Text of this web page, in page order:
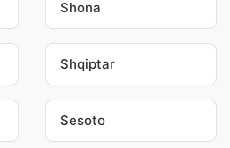
Shona
Shqiptar
Sesoto